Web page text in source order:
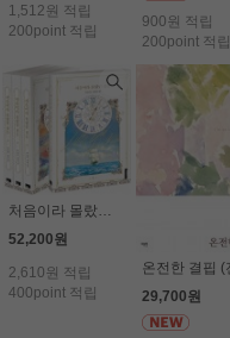
1,512원 적립
200point 적립
900원 적립
200point 적립
처음이라 몰랐던 것들 (전4권세트) - 이보라
52,200원
2,610원 적립
400point 적립
29,700원